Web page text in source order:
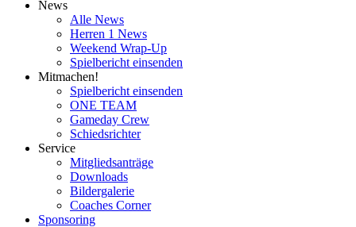
News
Alle News
Herren 1 News
Weekend Wrap-Up
Spielbericht einsenden
Mitmachen!
Spielbericht einsenden
ONE TEAM
Gameday Crew
Schiedsrichter
Service
Mitgliedsanträge
Downloads
Bildergalerie
Coaches Corner
Sponsoring